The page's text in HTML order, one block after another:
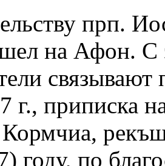
прп.
на Афон. С
г., приписка
Кормчиа,
году, по